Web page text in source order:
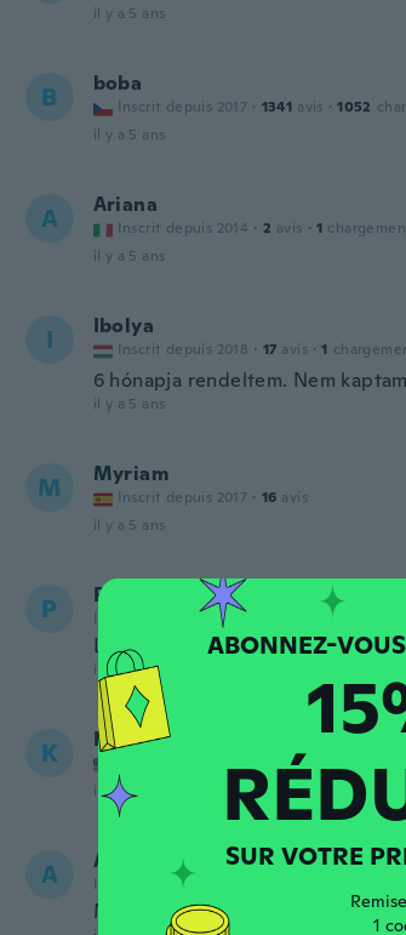
il y a 5 ans
B boba
Inscrit depuis 2017 · 1341 avis · 1052
il y a 5 ans
A Ariana
Inscrit depuis 2014 · 2 avis · 1
il y a 5 ans
I Ibolya
Inscrit depuis 2018 · 17 avis · 1
6 hónapja rendeltem. Nem
il y a 5 ans
M Myriam
Inscrit depuis 2017 · 16 avis
il y a 5 ans
P Patricia
Inscrit depuis 2017 71
Lindo
il y a 5 ans
K Kellie
avis
il y a 5 ans
A Ana
Inscrit depuis 2020
Muy lindo
SUR VOTRE
1